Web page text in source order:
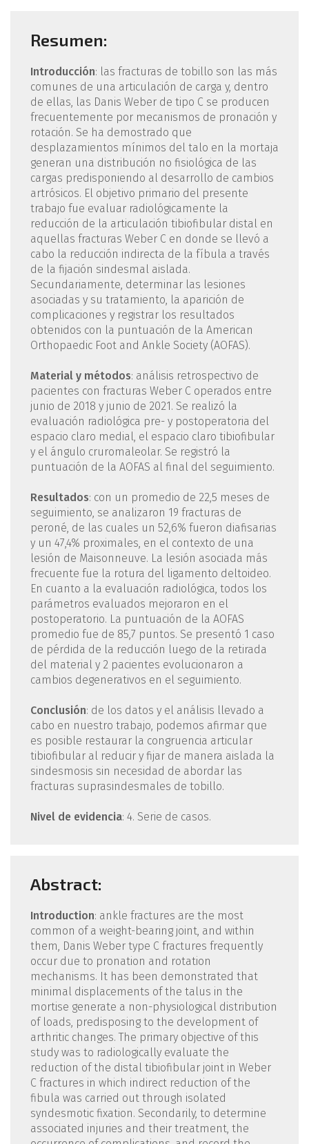
Resumen:
Introducción: las fracturas de tobillo son las más
comunes de una articulación de carga y, dentro
de ellas, las Danis Weber de tipo C se producen
frecuentemente por mecanismos de pronación y
rotación. Se ha demostrado que
desplazamientos mínimos del talo en la mortaja
generan una distribución no fisiológica de las
cargas predisponiendo al desarrollo de cambios
artrósicos. El objetivo primario del presente
trabajo fue evaluar radiológicamente la
reducción de la articulación tibiofibular distal en
aquellas fracturas Weber C en donde se llevó a
cabo la reducción indirecta de la fíbula a través
de la fijación sindesmal aislada.
Secundariamente, determinar las lesiones
asociadas y su tratamiento, la aparición de
complicaciones y registrar los resultados
obtenidos con la puntuación de la American
Orthopaedic Foot and Ankle Society (AOFAS).
Material y métodos: análisis retrospectivo de
pacientes con fracturas Weber C operados entre
junio de 2018 y junio de 2021. Se realizó la
evaluación radiológica pre- y postoperatoria del
espacio claro medial, el espacio claro tibiofibular
y el ángulo cruromaleolar. Se registró la
puntuación de la AOFAS al final del seguimiento.
Resultados: con un promedio de 22,5 meses de
seguimiento, se analizaron 19 fracturas de
peroné, de las cuales un 52,6% fueron diafisarias
y un 47,4% proximales, en el contexto de una
lesión de Maisonneuve. La lesión asociada más
frecuente fue la rotura del ligamento deltoideo.
En cuanto a la evaluación radiológica, todos los
parámetros evaluados mejoraron en el
postoperatorio. La puntuación de la AOFAS
promedio fue de 85,7 puntos. Se presentó 1 caso
de pérdida de la reducción luego de la retirada
del material y 2 pacientes evolucionaron a
cambios degenerativos en el seguimiento.
Conclusión: de los datos y el análisis llevado a
cabo en nuestro trabajo, podemos afirmar que
es posible restaurar la congruencia articular
tibiofibular al reducir y fijar de manera aislada la
sindesmosis sin necesidad de abordar las
fracturas suprasindesmales de tobillo.
Nivel de evidencia: 4. Serie de casos.
Abstract:
Introduction: ankle fractures are the most
common of a weight-bearing joint, and within
them, Danis Weber type C fractures frequently
occur due to pronation and rotation
mechanisms. It has been demonstrated that
minimal displacements of the talus in the
mortise generate a non-physiological distribution
of loads, predisposing to the development of
arthritic changes. The primary objective of this
study was to radiologically evaluate the
reduction of the distal tibiofibular joint in Weber
C fractures in which indirect reduction of the
fibula was carried out through isolated
syndesmotic fixation. Secondarily, to determine
associated injuries and their treatment, the